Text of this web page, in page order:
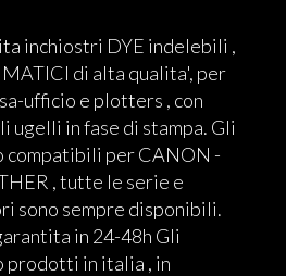
inchiostri DYE indelebili ,
di alta qualita', per
ufficio e plotters , con
ugelli in fase di stampa. Gli
compatibili per CANON -
, tutte le serie e
sono sempre disponibili.
in 24-48h Gli
prodotti in italia , in